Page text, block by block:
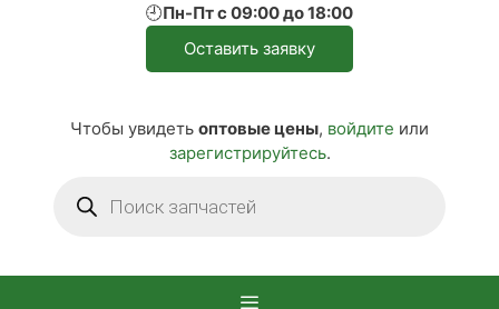
🕘Пн-Пт с 09:00 до 18:00
Оставить заявку
Чтобы увидеть оптовые цены, войдите или
зарегистрируйтесь.
товаров